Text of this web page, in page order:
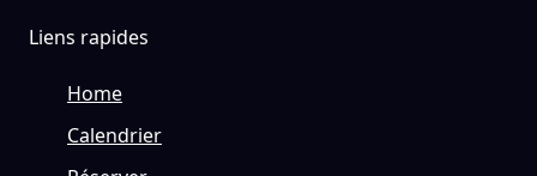
Liens rapides
Home
Calendrier